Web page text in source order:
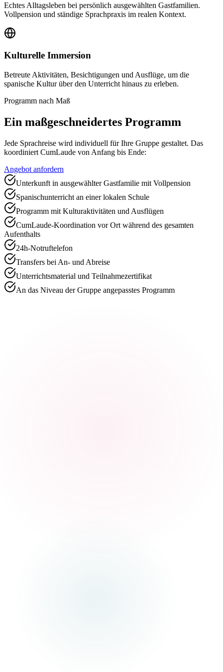
Echtes Alltagsleben bei persönlich ausgewählten Gastfamilien.
Vollpension und ständige Sprachpraxis im realen Kontext.
Kulturelle Immersion
Betreute Aktivitäten, Besichtigungen und Ausflüge, um die
spanische Kultur über den Unterricht hinaus zu erleben.
Programm nach Maß
Ein maßgeschneidertes Programm
Jede Sprachreise wird individuell für Ihre Gruppe gestaltet. Das
koordiniert CumLaude von Anfang bis Ende:
Angebot anfordern
Unterkunft in ausgewählter Gastfamilie mit Vollpension
Spanischunterricht an einer lokalen Schule
Programm mit Kulturaktivitäten und Ausflügen
CumLaude-Koordination vor Ort während des gesamten
Aufenthalts
24h-Notruftelefon
Transfers bei An- und Abreise
Unterrichtsmaterial und Teilnahmezertifikat
An das Niveau der Gruppe angepasstes Programm